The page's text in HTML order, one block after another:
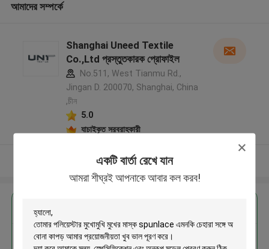
একটি বার্তা রেখে যান
আমরা শীঘ্রই আপনাকে আবার কল করব!
আমাদের সম্পর্কে
Shanghai Uneed Textile
Co.,Ltd প্রস্তুতকারক প্রোফাইল
No.511, West Tianmu Rd.,
Jingan D. 200070, Shanghai, China
,চীন
5.0
যাচাইকৃত সরবরাহকারী
আরো দেখুন
পলিয়েস্টার মুখোমুখি মুখের মাস্ক spunlace